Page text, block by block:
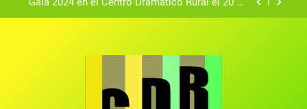
Gala 2024 en el Centro Dramático Rural el 20 de
convocado por el Centro Dramático Rural de Mira
(Cuenca)
Gala anual virtual del Centro Dramático Rural de
Gala del Centro Dramático Rural 2025